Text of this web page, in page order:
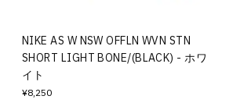
NIKE AS W NSW OFFLN WVN STN
SHORT LIGHT BONE/(BLACK) - ホワ
イト
¥8,250